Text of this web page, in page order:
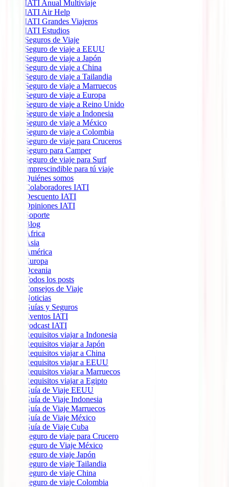
IATI Anual Multiviaje
IATI Air Help
IATI Grandes Viajeros
IATI Estudios
Seguros de Viaje
Seguro de viaje a EEUU
Seguro de viaje a Japón
Seguro de viaje a China
Seguro de viaje a Tailandia
Seguro de viaje a Marruecos
Seguro de viaje a Europa
Seguro de viaje a Reino Unido
Seguro de viaje a Indonesia
Seguro de viaje a México
Seguro de viaje a Colombia
Seguro de viaje para Cruceros
Seguro para Camper
Seguro de viaje para Surf
Imprescindible para tú viaje
Quiénes somos
Colaboradores IATI
Descuento IATI
Opiniones IATI
Soporte
Blog
África
Ásia
América
Europa
Oceania
Todos los posts
Consejos de Viaje
Noticias
Guías y Seguros
Eventos IATI
Podcast IATI
Requisitos viajar a Indonesia
Requisitos viajar a Japón
Requisitos viajar a China
Requisitos viajar a EEUU
Requisitos viajar a Marruecos
Requisitos viajar a Egipto
Guía de Viaje EEUU
Guía de Viaje Indonesia
Guía de Viaje Marruecos
Guía de Viaje México
Guía de Viaje Cuba
Seguro de viaje para Crucero
Seguro de Viaje México
Seguro de viaje Japón
Seguro de viaje Tailandia
Seguro de viaje China
Seguro de viaje Colombia